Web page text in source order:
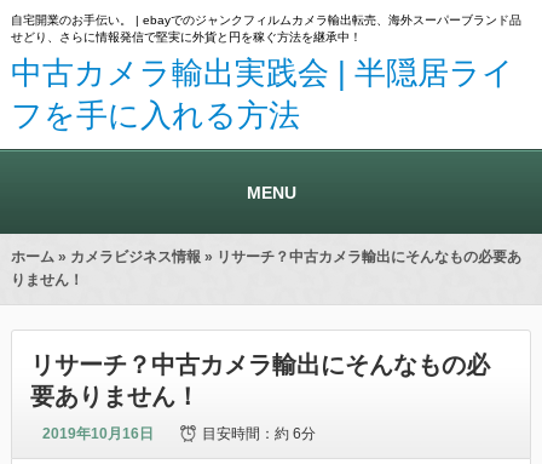
自宅開業のお手伝い。 | ebayでのジャンクフィルムカメラ輸出転売、海外スーパーブランド品
せどり、さらに情報発信で堅実に外貨と円を稼ぐ方法を継承中！
中古カメラ輸出実践会 | 半隠居ライ
フを手に入れる方法
MENU
ホーム» カメラビジネス情報 » リサーチ？中古カメラ輸出にそんなもの必要あ
りません！
リサーチ？中古カメラ輸出にそんなもの必
要ありません！
2019年10月16日 目安時間：約 6分